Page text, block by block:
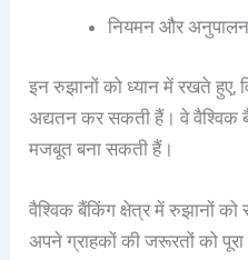
नियमन और अनुपालन
इन रुझानों को ध्यान में रखते हुए,
अद्यतन कर सकती हैं। वे वैश्विक
मजबूत बना सकती हैं।
वैश्विक बैंकिंग क्षेत्र में रुझानों
अपने ग्राहकों की जरूरतों को